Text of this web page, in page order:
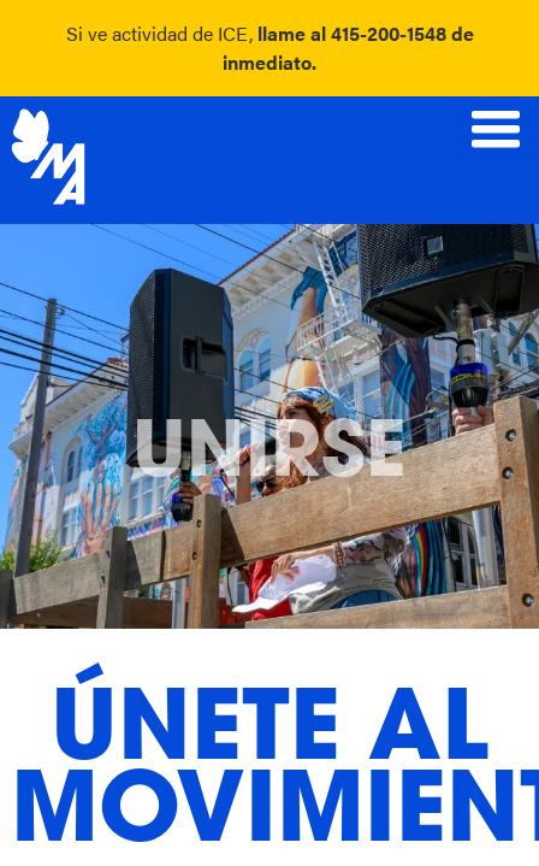
Si ve actividad de ICE, llame al 415-200-1548 de
inmediato.
Skip
to
content
UNIRSE
ÚNETE AL